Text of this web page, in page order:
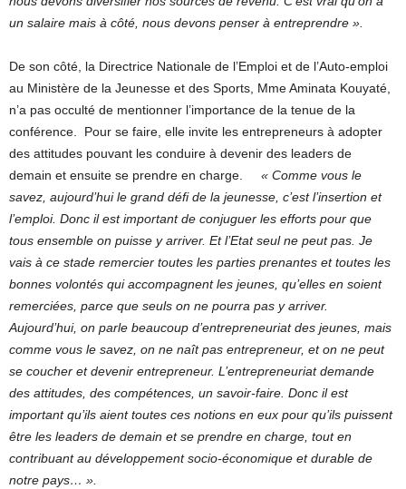
un salaire mais à côté, nous devons penser à entreprendre ».
De son côté, la Directrice Nationale de l’Emploi et de l’Auto-emploi
au Ministère de la Jeunesse et des Sports, Mme Aminata Kouyaté,
n’a pas occulté de mentionner l’importance de la tenue de la
conférence. Pour se faire, elle invite les entrepreneurs à adopter
des attitudes pouvant les conduire à devenir des leaders de
demain et ensuite se prendre en charge. « Comme vous le
savez, aujourd’hui le grand défi de la jeunesse, c’est l’insertion et
l’emploi. Donc il est important de conjuguer les efforts pour que
tous ensemble on puisse y arriver. Et l’Etat seul ne peut pas. Je
vais à ce stade remercier toutes les parties prenantes et toutes les
bonnes volontés qui accompagnent les jeunes, qu’elles en soient
remerciées, parce que seuls on ne pourra pas y arriver.
Aujourd’hui, on parle beaucoup d’entrepreneuriat des jeunes, mais
comme vous le savez, on ne naît pas entrepreneur, et on ne peut
se coucher et devenir entrepreneur. L’entrepreneuriat demande
des attitudes, des compétences, un savoir-faire. Donc il est
important qu’ils aient toutes ces notions en eux pour qu’ils puissent
être les leaders de demain et se prendre en charge, tout en
contribuant au développement socio-économique et durable de
notre pays… ».